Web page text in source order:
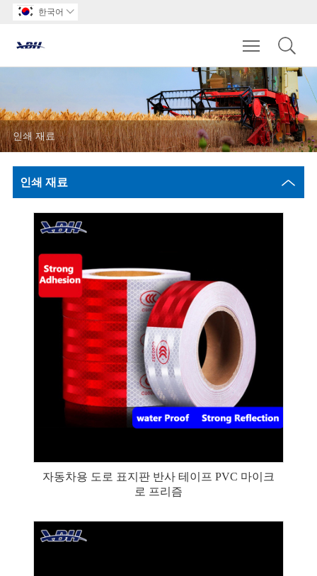
한국어 
Toggle
인쇄 재료
인쇄 재료
자동차용 도로 표지판 반사 테이프 PVC 마이크
로 프리즘